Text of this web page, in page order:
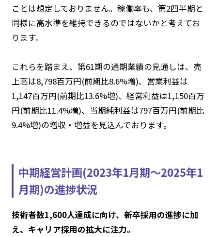
ことは想定しておりません。稼働率も、第2四半期と
同様に高水準を維持できるのではないかと考えてお
ります。
これらを踏まえ、第61期の通期業績の見通しは、売
上高は8,798百万円(前期比8.6%増)、営業利益は
1,147百万円(前期比13.6%増)、経常利益は1,150百万
円(前期比11.4%増)、当期純利益は797百万円(前期比
9.4%増)の増収・増益を見込んでおります。
中期経営計画(2023年1月期～2025年1
月期)の進捗状況
技術者数1,600人達成に向け、新卒採用の進捗に加
え、キャリア採用の拡大に注力。